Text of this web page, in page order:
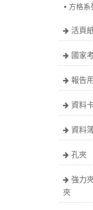
方格系
活頁
國家
報告
資料
資料
孔夾
強力
夾